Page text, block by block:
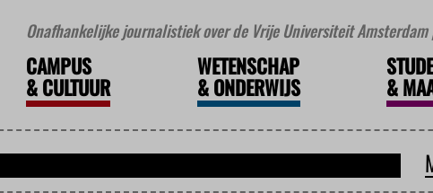
Onafhankelijke journalistiek over de Vrije Universiteit Amsterdam
CAMPUS
&CULTUUR
WETENSCHAP
&ONDERWIJS &